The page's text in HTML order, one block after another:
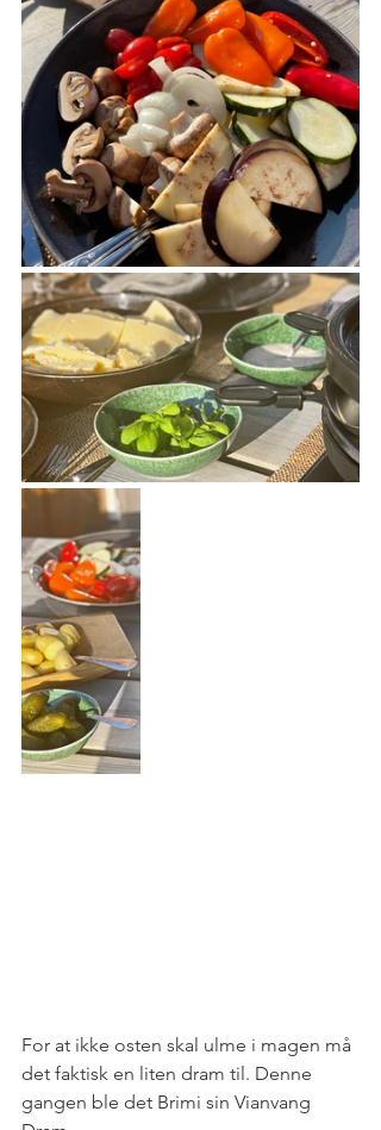
For at ikke osten skal ulme i magen må
det faktisk en liten dram til. Denne
gangen ble det Brimi sin Vianvang